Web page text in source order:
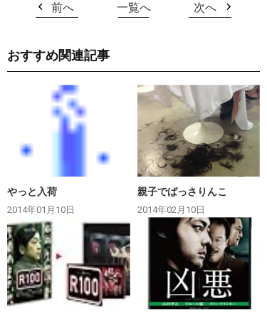
前へ 一覧へ 次へ
おすすめ関連記事
やっと入荷
2014年01月10日
親子でばっさりんこ
2014年02月10日